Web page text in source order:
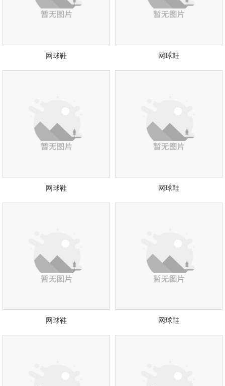
网球鞋 网球鞋
网球鞋 网球鞋
网球鞋 网球鞋